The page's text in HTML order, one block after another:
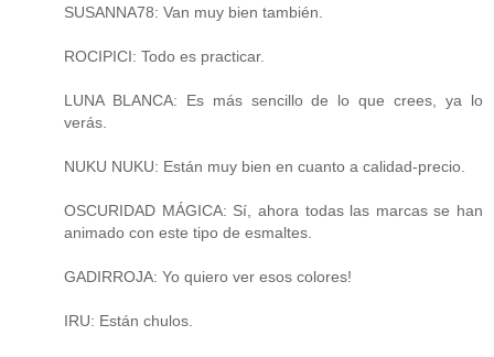
SUSANNA78: Van muy bien también.
ROCIPICI: Todo es practicar.
LUNA BLANCA: Es más sencillo de lo que crees, ya lo
verás.
NUKU NUKU: Están muy bien en cuanto a calidad-precio.
OSCURIDAD MÁGICA: Sí, ahora todas las marcas se han
animado con este tipo de esmaltes.
GADIRROJA: Yo quiero ver esos colores!
IRU: Están chulos.